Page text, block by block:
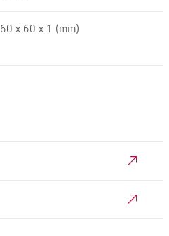
60 x 60 x 1 (mm)